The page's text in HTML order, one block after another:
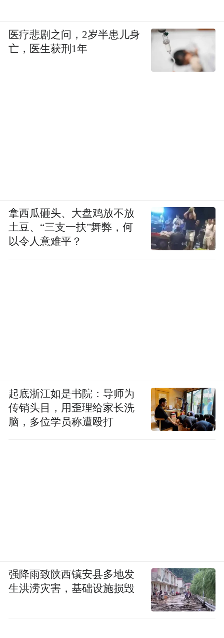
医疗悲剧之问，2岁半患儿身
亡，医生获刑1年
拿西瓜砸头、大盘鸡放不放
土豆、“三支一扶”舞弊，何
以令人意难平？
起底浙江如是书院：导师为
传销头目，用歪理给家长洗
脑，多位学员称遭殴打
强降雨致陕西镇安县多地发
生洪涝灾害，基础设施损毁